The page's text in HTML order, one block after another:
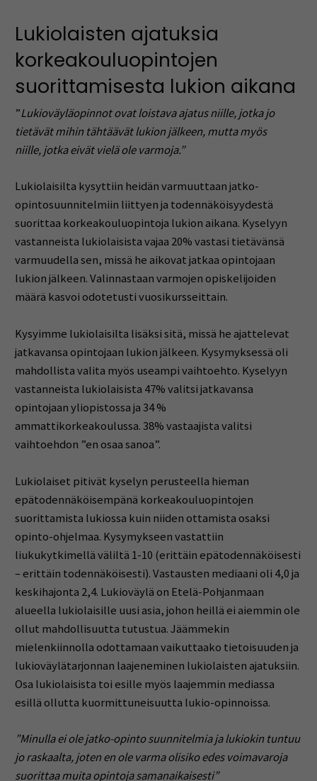
Lukiolaisten ajatuksia
korkeakouluopintojen
suorittamisesta lukion aikana
”Lukioväyläopinnot ovat loistava ajatus niille, jotka jo
tietävät mihin tähtäävät lukion jälkeen, mutta myös
niille, jotka eivät vielä ole varmoja.”
Lukiolaisilta kysyttiin heidän varmuuttaan jatko-
opintosuunnitelmiin liittyen ja todennäköisyydestä
suorittaa korkeakouluopintoja lukion aikana. Kyselyyn
vastanneista lukiolaisista vajaa 20% vastasi tietävänsä
varmuudella sen, missä he aikovat jatkaa opintojaan
lukion jälkeen. Valinnastaan varmojen opiskelijoiden
määrä kasvoi odotetusti vuosikursseittain.
Kysyimme lukiolaisilta lisäksi sitä, missä he ajattelevat
jatkavansa opintojaan lukion jälkeen. Kysymyksessä oli
mahdollista valita myös useampi vaihtoehto. Kyselyyn
vastanneista lukiolaisista 47% valitsi jatkavansa
opintojaan yliopistossa ja 34 %
ammattikorkeakoulussa. 38% vastaajista valitsi
vaihtoehdon ”en osaa sanoa”.
Lukiolaiset pitivät kyselyn perusteella hieman
epätodennäköisempänä korkeakouluopintojen
suorittamista lukiossa kuin niiden ottamista osaksi
opinto-ohjelmaa. Kysymykseen vastattiin
liukukytkimellä väliltä 1-10 (erittäin epätodennäköisesti
– erittäin todennäköisesti). Vastausten mediaani oli 4,0 ja
keskihajonta 2,4. Lukioväylä on Etelä-Pohjanmaan
alueella lukiolaisille uusi asia, johon heillä ei aiemmin ole
ollut mahdollisuutta tutustua. Jäämmekin
mielenkiinnolla odottamaan vaikuttaako tietoisuuden ja
lukioväylätarjonnan laajeneminen lukiolaisten ajatuksiin.
Osa lukiolaisista toi esille myös laajemmin mediassa
esillä ollutta kuormittuneisuutta lukio-opinnoissa.
”Minulla ei ole jatko-opinto suunnitelmia ja lukiokin tuntuu
jo raskaalta, joten en ole varma olisiko edes voimavaroja
suorittaa muita opintoja samanaikaisesti​”